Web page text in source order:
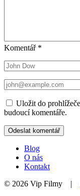
Komentář *
Uložit do
budoucí komentáře.
Blog
O nás
Kontakt
© 2026 Vip Filmy |